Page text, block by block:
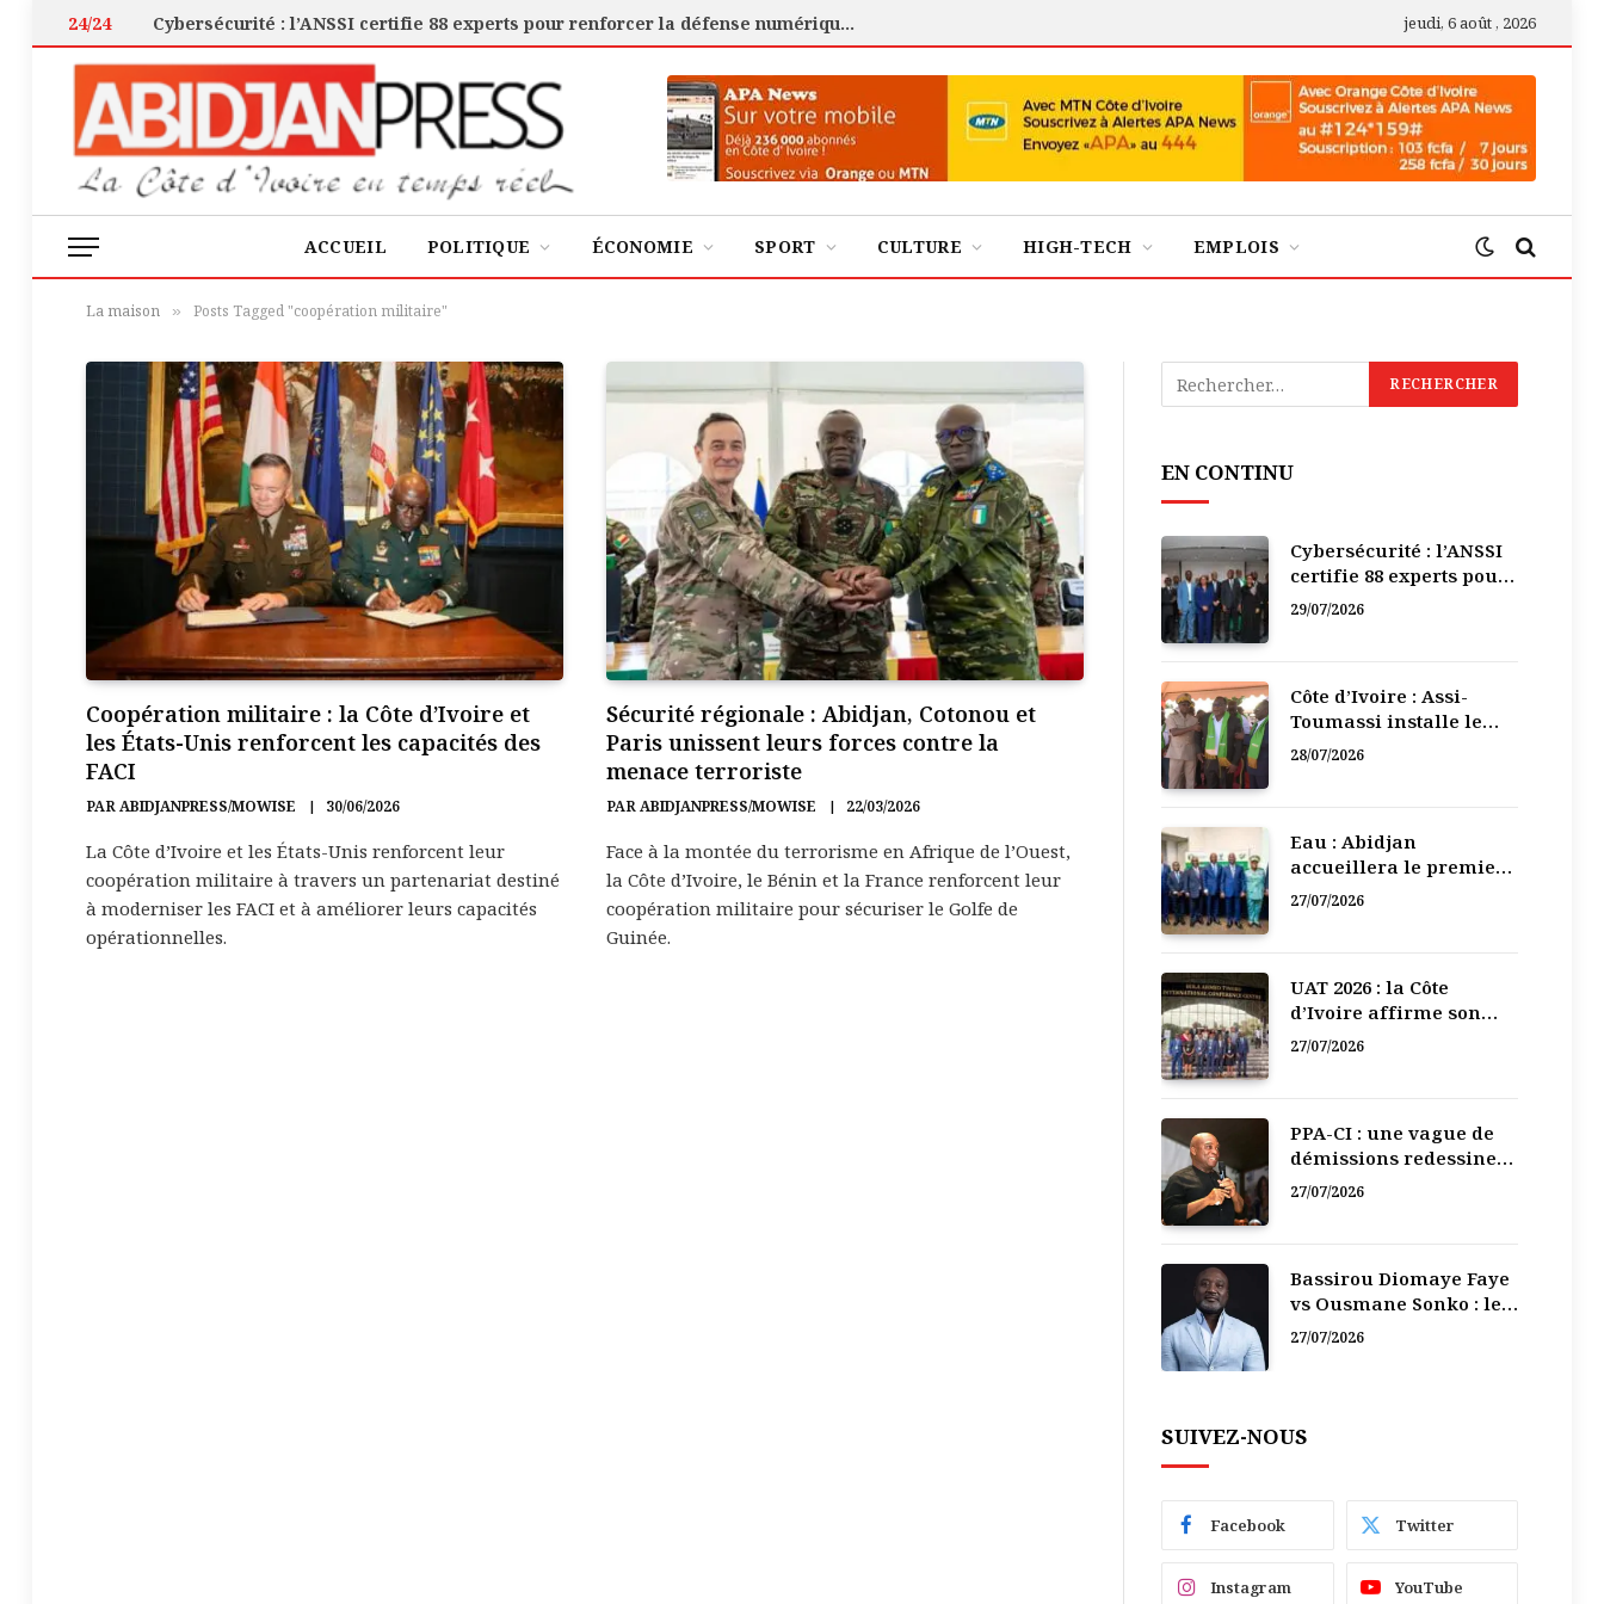
24/24 Cybersécurité : l’ANSSI certifie 88 experts pour renforcer la défense numérique de la Côte d’Ivoire jeudi, 6 août , 2026
ACCUEIL POLITIQUE ÉCONOMIE SPORT CULTURE HIGH-TECH EMPLOIS
La maison » Posts Tagged "coopération militaire"
Coopération militaire : la Côte d’Ivoire et
les États-Unis renforcent les capacités des
FACI
PARABIDJANPRESS/MOWISE 30/06/2026
La Côte d’Ivoire et les États-Unis renforcent leur
coopération militaire à travers un partenariat destiné
à moderniser les FACI et à améliorer leurs capacités
opérationnelles.
Sécurité régionale : Abidjan, Cotonou et
Paris unissent leurs forces contre la
menace terroriste
PARABIDJANPRESS/MOWISE 22/03/2026
Face à la montée du terrorisme en Afrique de l’Ouest,
la Côte d’Ivoire, le Bénin et la France renforcent leur
coopération militaire pour sécuriser le Golfe de
Guinée.
EN CONTINU
Cybersécurité : l’ANSSI
certifie 88 experts pour
renforcer la défense
29/07/2026
Côte d’Ivoire : Assi-
Toumassi installe le
bureau exécutif de sa
28/07/2026
Eau : Abidjan
accueillera le premier
Forum régional de
27/07/2026
UAT 2026 : la Côte
d’Ivoire affirme son
leadership numérique
27/07/2026
PPA-CI : une vague de
démissions redessine
la recomposition
27/07/2026
Bassirou Diomaye Faye
vs Ousmane Sonko : le
vacarme du pouvoir ne
27/07/2026
SUIVEZ-NOUS
Facebook Twitter
Instagram YouTube